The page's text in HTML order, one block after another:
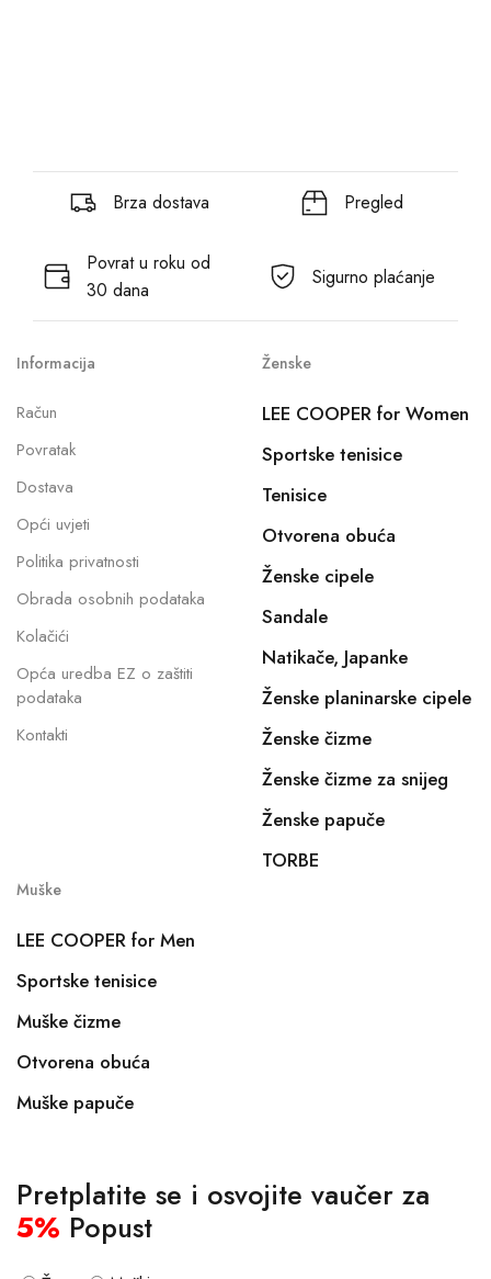
Brza dostava Pregled
Povrat u roku od
30 dana
Sigurno plaćanje
Informacija
Račun
Povratak
Dostava
Opći uvjeti
Politika privatnosti
Obrada osobnih podataka
Kolačići
Opća uredba EZ o zaštiti
podataka
Kontakti
Ženske
LEE COOPER for Women
Sportske tenisice
Tenisice
Otvorena obuća
Ženske cipele
Sandale
Natikače, Japanke
Ženske planinarske cipele
Ženske čizme
Ženske čizme za snijeg
Ženske papuče
TORBE
Muške
LEE COOPER for Men
Sportske tenisice
Muške čizme
Otvorena obuća
Muške papuče
Pretplatite se i osvojite vaučer za
5% Popust